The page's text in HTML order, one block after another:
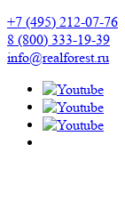
+7 (495) 212-07-76
8 (800) 333-19-39
info@realforest.ru